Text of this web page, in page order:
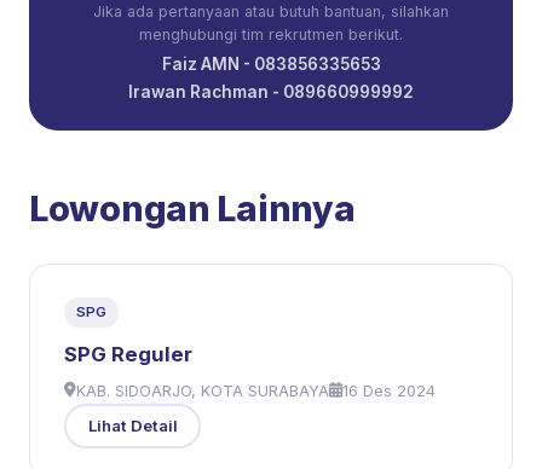
Jika ada pertanyaan atau butuh bantuan, silahkan
menghubungi tim rekrutmen berikut.
Faiz AMN - 083856335653
Irawan Rachman - 089660999992
Lowongan Lainnya
SPG
SPG Reguler
KAB. SIDOARJO, KOTA SURABAYA 16 Des 2024
Lihat Detail